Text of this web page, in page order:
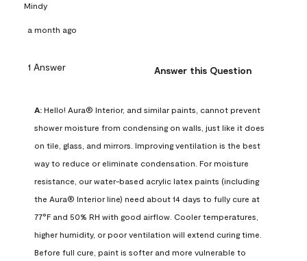
Mindy
a month ago
1 Answer Answer this Question
A: Hello! Aura® Interior, and similar paints, cannot prevent
shower moisture from condensing on walls, just like it does
on tile, glass, and mirrors. Improving ventilation is the best
way to reduce or eliminate condensation. For moisture
resistance, our water-based acrylic latex paints (including
the Aura® Interior line) need about 14 days to fully cure at
77°F and 50% RH with good airflow. Cooler temperatures,
higher humidity, or poor ventilation will extend curing time.
Before full cure, paint is softer and more vulnerable to